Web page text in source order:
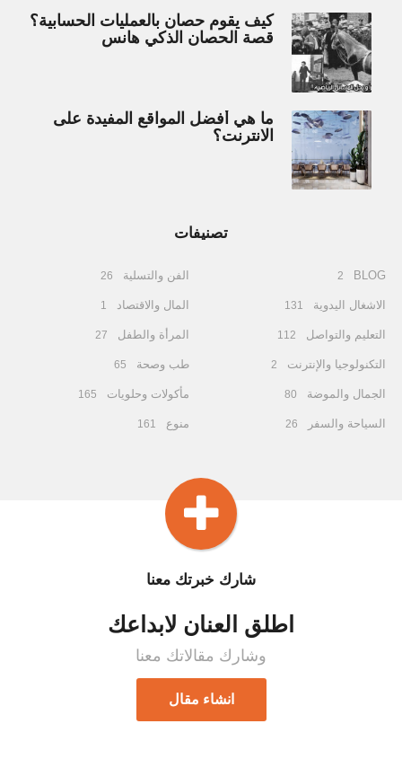
كيف يقوم حصان بالعمليات الحسابية؟
قصة الحصان الذكي هانس
ما هي أفضل المواقع المفيدة على
الانترنت؟
تصنيفات
BLOG
2
الاشغال اليدوية 131
التعليم والتواصل 112
التكنولوجيا والإنترنت 2
الجمال والموضة 80
السياحة والسفر 26
الفن والتسلية 26
المال والاقتصاد 1
المرأة والطفل 27
طب وصحة 65
مأكولات وحلويات 165
منوع 161
شارك خبرتك معنا
اطلق العنان لابداعك
وشارك مقالاتك معنا
انشاء مقال